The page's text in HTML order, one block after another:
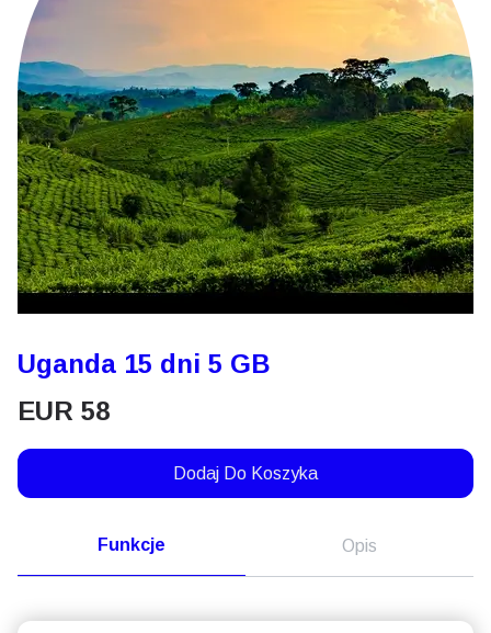
Uganda 15 dni 5 GB
EUR 58
Dodaj Do Koszyka
Funkcje Opis